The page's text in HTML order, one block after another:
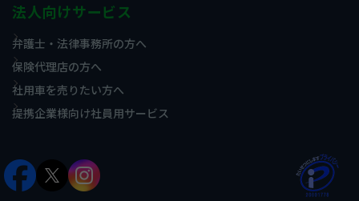
法人向けサービス
弁護士・法律事務所の方へ
保険代理店の方へ
社用車を売りたい方へ
提携企業様向け社員用サービス